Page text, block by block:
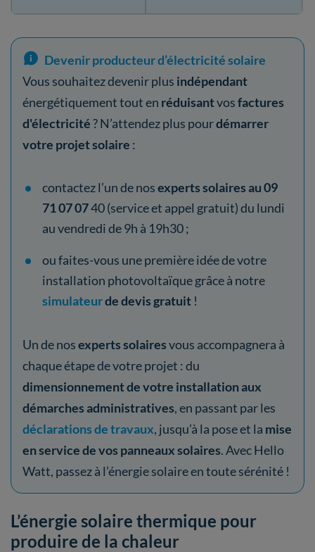
Devenir producteur d’électricité solaire
Vous souhaitez devenir plus indépendant
énergétiquement tout en réduisantvosfactures
d'électricité? N’attendez plus pourdémarrer
votre projet solaire :
contactez l’un de nosexperts solaires au 09
71 07 0740 (service et appel gratuit) du lundi
au vendredi de 9h à 19h30 ;
ou faites-vous une première idée de votre
installation photovoltaïque grâce à notre
simulateurde devis gratuit !
Un de nosexperts solairesvous accompagnera à
chaque étape de votre projet : du
dimensionnement de votre installation aux
démarches administratives, en passant par les
déclarations de travaux, jusqu’à la pose et la mise
en service de vos panneaux solaires. Avec Hello
Watt, passez à l’énergie solaire en toute sérénité !
L’énergie solaire thermique pour
produire de la chaleur